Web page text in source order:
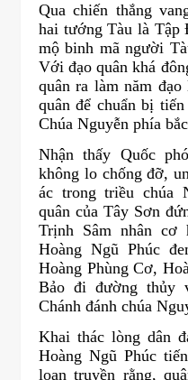
Qua chiến thắng
hai tướng Tàu là
mộ binh mã người
Với đạo quân khá
quân ra làm năm
quân để chuẩn bị
Chúa Nguyễn phía
Nhận thấy Quốc
không lo chống đỡ,
ác trong triều chúa
quân của Tây Sơn
Trịnh Sâm nhân
Hoàng Ngũ Phúc
Hoàng Phùng Cơ,
Bảo đi đường thủy
Chánh đánh chúa
Khai thác lòng dân
Hoàng Ngũ Phúc
loan truyền rằng,